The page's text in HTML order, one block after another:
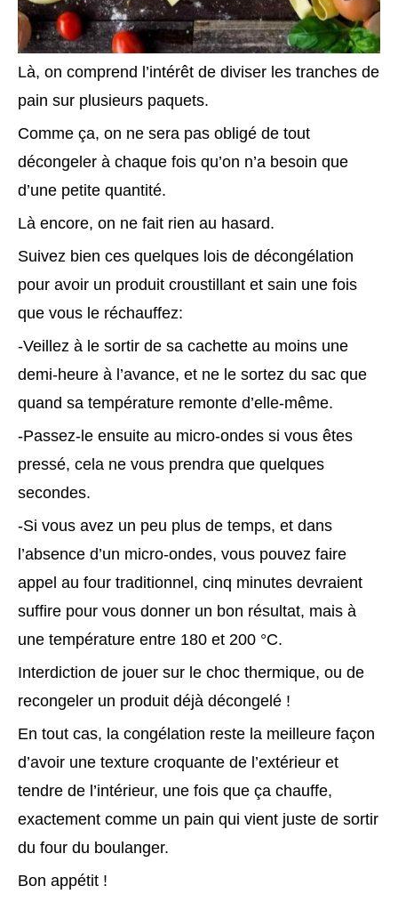
Là, on comprend l’intérêt de diviser les tranches de
pain sur plusieurs paquets.
Comme ça, on ne sera pas obligé de tout
décongeler à chaque fois qu’on n’a besoin que
d’une petite quantité.
Là encore, on ne fait rien au hasard.
Suivez bien ces quelques lois de décongélation
pour avoir un produit croustillant et sain une fois
que vous le réchauffez:
-Veillez à le sortir de sa cachette au moins une
demi-heure à l’avance, et ne le sortez du sac que
quand sa température remonte d’elle-même.
-Passez-le ensuite au micro-ondes si vous êtes
pressé, cela ne vous prendra que quelques
secondes.
-Si vous avez un peu plus de temps, et dans
l’absence d’un micro-ondes, vous pouvez faire
appel au four traditionnel, cinq minutes devraient
suffire pour vous donner un bon résultat, mais à
une température entre 180 et 200 °C.
Interdiction de jouer sur le choc thermique, ou de
recongeler un produit déjà décongelé !
En tout cas, la congélation reste la meilleure façon
d’avoir une texture croquante de l’extérieur et
tendre de l’intérieur, une fois que ça chauffe,
exactement comme un pain qui vient juste de sortir
du four du boulanger.
Bon appétit !